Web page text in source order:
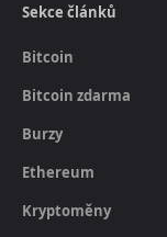
Sekce článků
Bitcoin
Bitcoin zdarma
Burzy
Ethereum
Kryptoměny